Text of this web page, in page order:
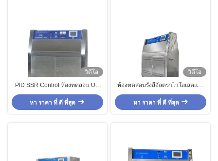
วิดีโอ
PID SSR Control ห้องทดสอบ UV
Aging / เครื่องทดสอบแสง
อัลตราไวโอเลต UVA ใน Lab
หา ราคา ที่ ดี ที่สุด
วิดีโอ
ห้องทดสอบรังสีอัลตราไวโอเลตแสง
อัลตราไวโอเลตที่เชื่อถือได้ UVB
Light Tester
หา ราคา ที่ ดี ที่สุด